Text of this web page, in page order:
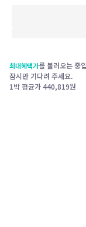
최대혜택가를 불러오는 중
잠시만 기다려 주세요.
1박 평균가440,819원